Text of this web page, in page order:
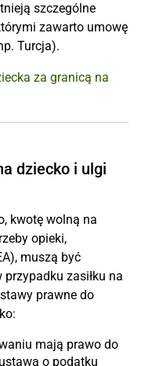
szczególne
zawarto umowę
Turcja).
za granicą na
dziecko i ulgi
kwotę wolną na
opieki,
muszą być
przypadku zasiłku na
prawne do
mają prawo do
o podatku